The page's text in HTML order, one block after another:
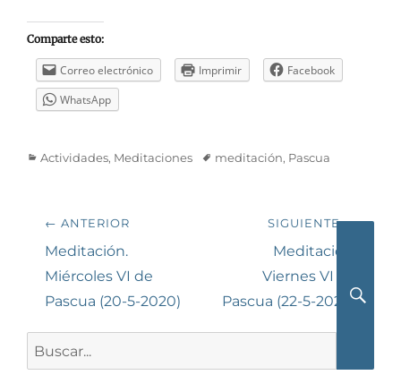
Comparte esto:
Correo electrónico Imprimir
Facebook
WhatsApp
Categorías
Actividades, Meditaciones Etiquetas
meditación, Pascua
Navegación
de
entradas
← ANTERIOR
Entrada
anterior:
Meditación.
Miércoles VI de
Pascua (20-5-2020)
SIGUIENTE →
Siguiente
entrada:
Meditación.
Viernes VI de
Pascua (22-5-2020)